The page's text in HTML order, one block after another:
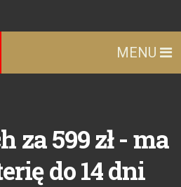
MENU
za 599 zł - ma
do 14 dni